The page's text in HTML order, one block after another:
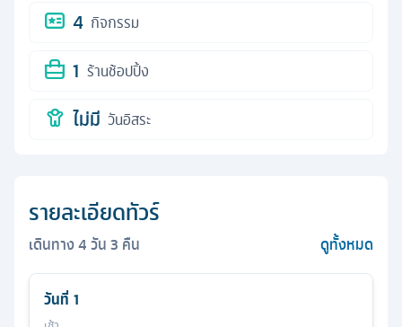
4 กิจกรรม
1 ร้านช้อปปิ้ง
ไม่มี วันอิสระ
รายละเอียดทัวร์
เดินทาง4วัน3 คืน ดูทั้งหมด
วันที่ 1